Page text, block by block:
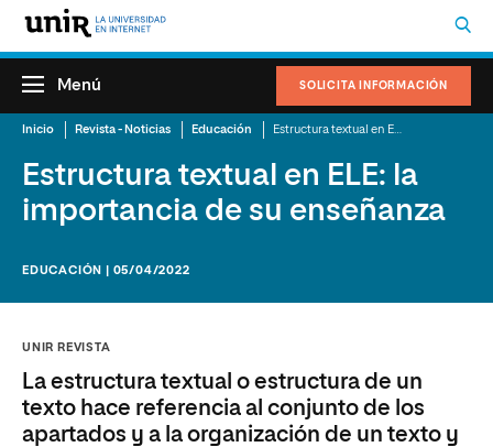
SOLICITA INFORMACIÓN
Menú
Inicio Revista - Noticias Educación
Estructura textual en ELE: la
importancia de su enseñanza
EDUCACIÓN | 05/04/2022
UNIR REVISTA
La estructura textual o estructura de un
texto hace referencia al conjunto de los
apartados y a la organización de un texto y